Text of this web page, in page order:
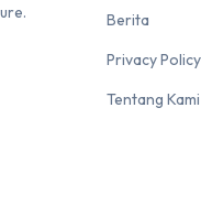
Berita
Privacy Policy
Tentang Kami